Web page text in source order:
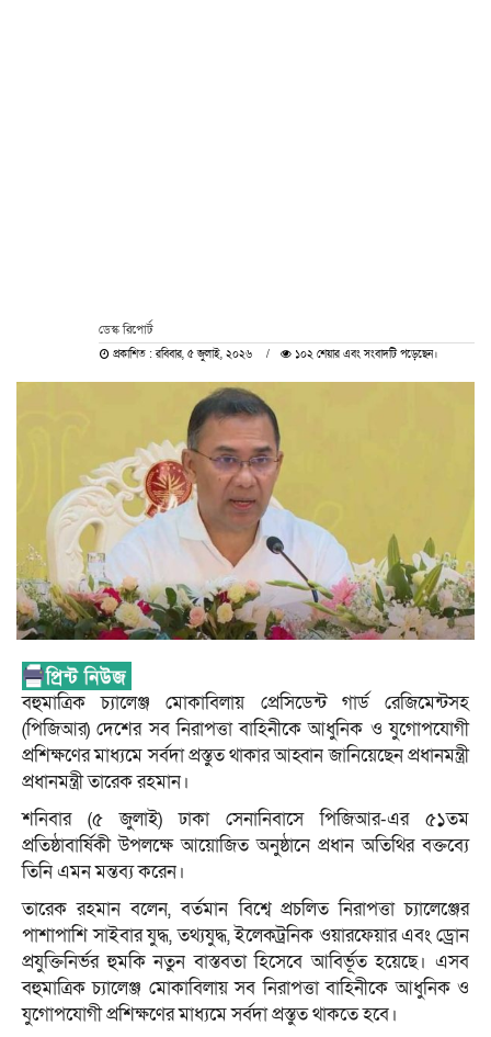
ডেস্ক রিপোর্ট
প্রকাশিত : রবিবার, ৫ জুলাই, ২০২৬ ১০২ শেয়ার এবং সংবাদটি পড়েছেন।
বহুমাত্রিক চ্যালেঞ্জ মোকাবিলায় প্রেসিডেন্ট গার্ড রেজিমেন্টসহ
(পিজিআর) দেশের সব নিরাপত্তা বাহিনীকে আধুনিক ও যুগোপযোগী
প্রশিক্ষণের মাধ্যমে সর্বদা প্রস্তুত থাকার আহ্বান জানিয়েছেন প্রধানমন্ত্রী
প্রধানমন্ত্রী তারেক রহমান।
শনিবার (৫ জুলাই) ঢাকা সেনানিবাসে পিজিআর-এর ৫১তম
প্রতিষ্ঠাবার্ষিকী উপলক্ষে আয়োজিত অনুষ্ঠানে প্রধান অতিথির বক্তব্যে
তিনি এমন মন্তব্য করেন।
তারেক রহমান বলেন, বর্তমান বিশ্বে প্রচলিত নিরাপত্তা চ্যালেঞ্জের
পাশাপাশি সাইবার যুদ্ধ, তথ্যযুদ্ধ, ইলেকট্রনিক ওয়ারফেয়ার এবং ড্রোন
প্রযুক্তিনির্ভর হুমকি নতুন বাস্তবতা হিসেবে আবির্ভূত হয়েছে। এসব
বহুমাত্রিক চ্যালেঞ্জ মোকাবিলায় সব নিরাপত্তা বাহিনীকে আধুনিক ও
যুগোপযোগী প্রশিক্ষণের মাধ্যমে সর্বদা প্রস্তুত থাকতে হবে।